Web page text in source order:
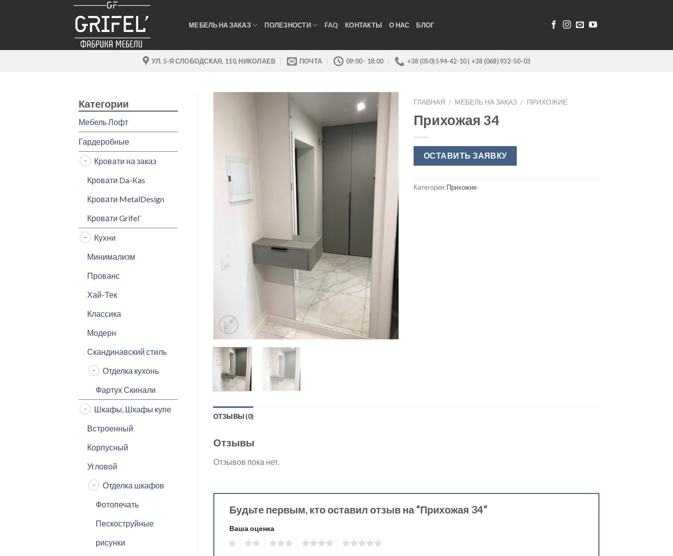
МЕБЕЛЬ НА ЗАКАЗ ПОЛЕЗНОСТИ FAQ КОНТАКТЫ О НАС БЛОГ
УЛ. 5-Я СЛОБОДСКАЯ, 110, НИКОЛАЕВ ПОЧТА 09:00 - 18:00 +38 (050) 594-42-10 | +38 (068) 932-50-03
Категории
Мебель Лофт
Гардеробные
Кровати на заказ
Кровати Da-Kas
Кровати MetalDesign
Кровати Grifel`
Кухни
Минимализм
Прованс
Хай-Тек
Классика
Модерн
Скандинавский стиль
Отделка кухонь
Фартух Скинали
Шкафы, Шкафы купе
Встроенный
Корпусный
Угловой
Отделка шкафов
Фотопечать
Пескоструйные
рисунки
ГЛАВНАЯ / МЕБЕЛЬ НА ЗАКАЗ / ПРИХОЖИЕ
Прихожая 34
ОСТАВИТЬ ЗАЯВКУ
Категория:Прихожие
ОТЗЫВЫ (0)
Отзывы
Отзывов пока нет.
Будьте первым, кто оставил отзыв на “Прихожая 34”
Ваша оценка